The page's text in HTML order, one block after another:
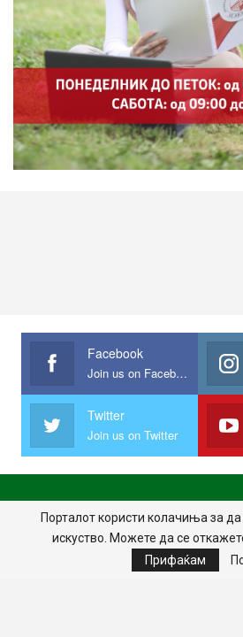
Facebook
Join us on Facebook
Twitter
Join us on Twitter
ПОЧЕТНА ПОЛИТИКА НА
ПРАВИЛА НА
Порталот користи колачиња за
искуство. Можете да се
Прифаќам